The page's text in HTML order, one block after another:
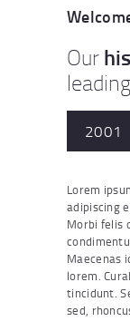
Our
2001
Lorem
adipiscing
Morbi felis
Maecenas
lorem.
tincidunt.
sed,